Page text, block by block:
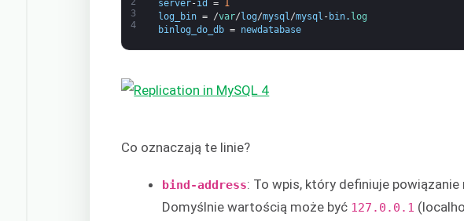
3
4
server-id = 1
log_bin = /var/ log/mysql/mysql - bin. log
binlog_do_db = newdatabase
Co oznaczają te linie?
bind-address: To wpis, który definiuje powiązanie
Domyślnie wartością może być 127.0.0.1